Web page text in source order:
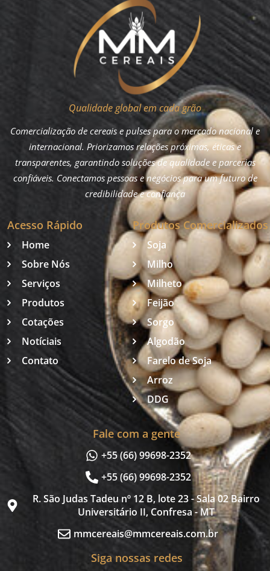
Qualidade global em cada grão
Comercialização de cereais e pulses para o mercado nacional e
internacional. Priorizamos relações próximas, éticas e
transparentes, garantindo soluções de qualidade e parcerias
confiáveis. Conectamos pessoas e negócios para um futuro de
credibilidade e confiança
Acesso Rápido
Home
Sobre Nós
Serviços
Produtos
Cotações
Notíciais
Contato
Produtos Comercializados
Soja
Milho
Milheto
Feijão
Sorgo
Algodão
Farelo de Soja
Arroz
DDG
Fale com a gente
+55 (66) 99698-2352
+55 (66) 99698-2352
R. São Judas Tadeu nº 12 B, lote 23 - Sala 02 Bairro
Universitário II, Confresa - MT
mmcereais@mmcereais.com.br
Siga nossas redes